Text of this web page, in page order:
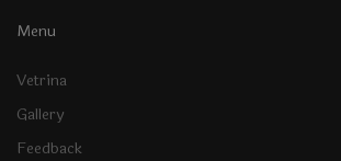
Menu
Vetrina
Gallery
Feedback